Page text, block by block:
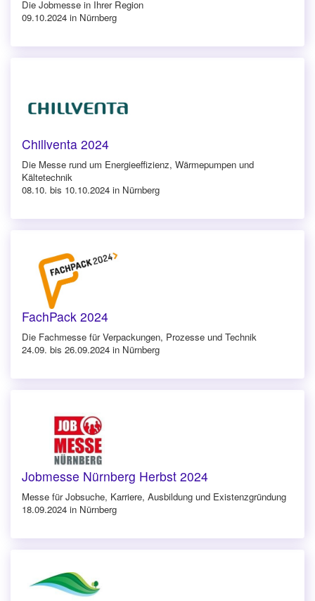
Die Jobmesse in Ihrer Region
09.10.2024 in Nürnberg
Chillventa 2024
Die Messe rund um Energieeffizienz, Wärmepumpen und
Kältetechnik
08.10. bis 10.10.2024 in Nürnberg
FachPack 2024
Die Fachmesse für Verpackungen, Prozesse und Technik
24.09. bis 26.09.2024 in Nürnberg
Jobmesse Nürnberg Herbst 2024
Messe für Jobsuche, Karriere, Ausbildung und Existenzgründung
18.09.2024 in Nürnberg